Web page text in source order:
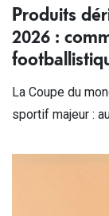
Produits
2026 :
La Coupe du
sportif majeur :